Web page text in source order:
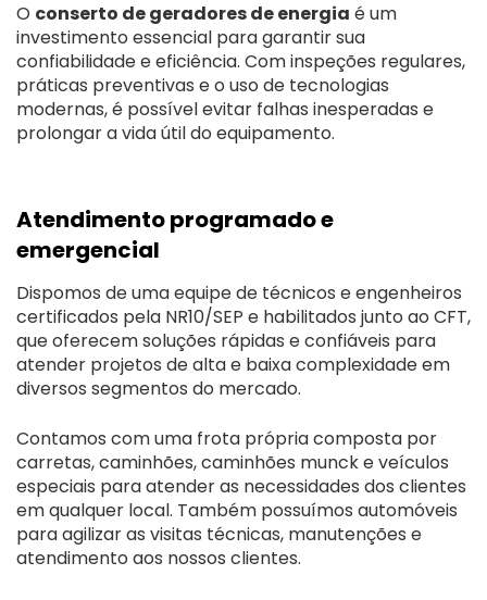
O conserto de geradores de energia é um
investimento essencial para garantir sua
confiabilidade e eficiência. Com inspeções regulares,
práticas preventivas e o uso de tecnologias
modernas, é possível evitar falhas inesperadas e
prolongar a vida útil do equipamento.
Atendimento programado e
emergencial
Dispomos de uma equipe de técnicos e engenheiros
certificados pela NR10/SEP e habilitados junto ao CFT,
que oferecem soluções rápidas e confiáveis para
atender projetos de alta e baixa complexidade em
diversos segmentos do mercado.
Contamos com uma frota própria composta por
carretas, caminhões, caminhões munck e veículos
especiais para atender as necessidades dos clientes
em qualquer local. Também possuímos automóveis
para agilizar as visitas técnicas, manutenções e
atendimento aos nossos clientes.